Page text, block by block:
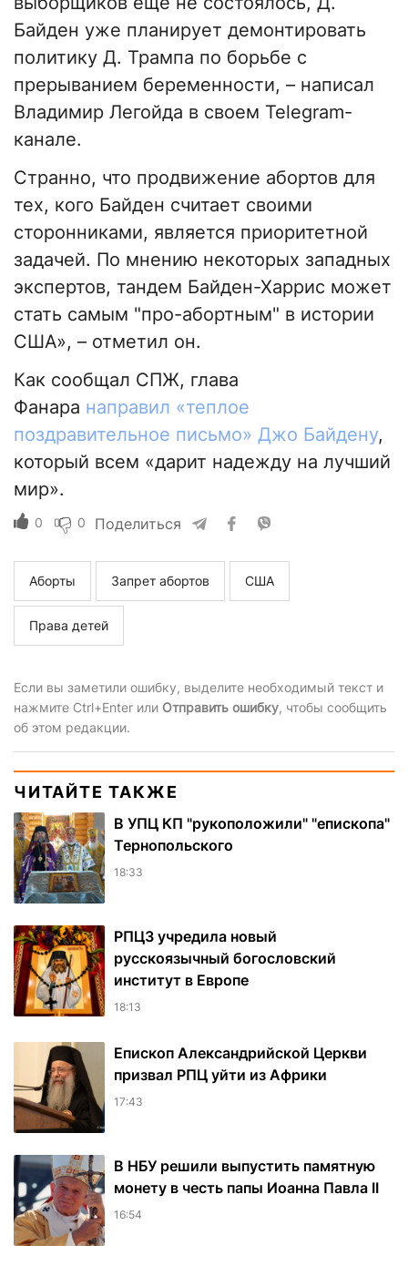
Байден уже планирует демонтировать
политику Д. Трампа по борьбе с
прерыванием беременности, – написал
Владимир Легойда в своем Telegram-
канале.
Странно, что продвижение абортов для
тех, кого Байден считает своими
сторонниками, является приоритетной
задачей. По мнению некоторых западных
экспертов, тандем Байден-Харрис может
стать самым "про-абортным" в истории
США», – отметил он.
Как сообщал СПЖ, глава
Фанара направил «теплое
поздравительное письмо» Джо Байдену,
который всем «дарит надежду на лучший
мир».
0 0 Поделиться
Аборты Запрет абортов США
Права детей
Если вы заметили ошибку, выделите необходимый текст и
нажмите Ctrl+Enter или Отправить ошибку, чтобы сообщить
об этом редакции.
ЧИТАЙТЕ ТАКЖЕ
В УПЦ КП "рукоположили" "епископа"
Тернопольского
18:33
РПЦЗ учредила новый
русскоязычный богословский
институт в Европе
18:13
Епископ Александрийской Церкви
призвал РПЦ уйти из Африки
17:43
В НБУ решили выпустить памятную
монету в честь папы Иоанна Павла II
16:54